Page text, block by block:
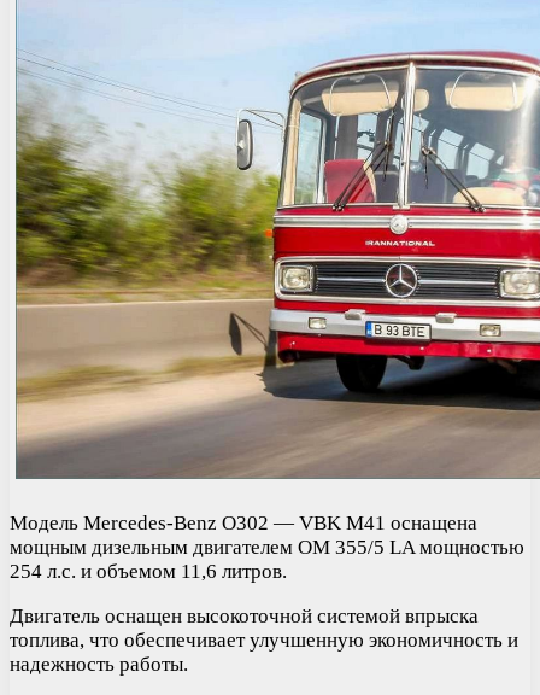
Модель Mercedes-Benz O302 — VBK M41 оснащена
мощным дизельным двигателем OM 355/5 LA мощностью
254 л.с. и объемом 11,6 литров.
Двигатель оснащен высокоточной системой впрыска
топлива, что обеспечивает улучшенную экономичность и
надежность работы.